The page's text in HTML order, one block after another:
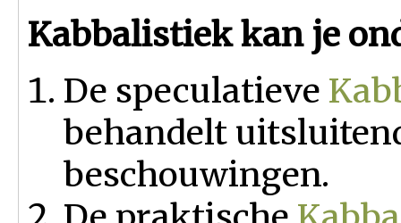
Kabbalistiek kan je
De speculatieve
behandelt
beschouwingen.